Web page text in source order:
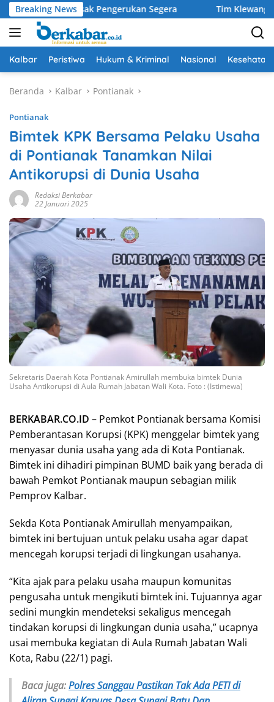
Langsung
ke
konten
Breaking News
Desak Pengerukan Segera Tim Klewang Polresta
Kalbar Peristiwa Hukum & Kriminal Nasional Kesehatan
Beranda Kalbar Pontianak
Pontianak
Bimtek KPK Bersama Pelaku Usaha
di Pontianak Tanamkan Nilai
Antikorupsi di Dunia Usaha
Redaksi Berkabar
22 Januari 2025
Sekretaris Daerah Kota Pontianak Amirullah membuka bimtek Dunia
Usaha Antikorupsi di Aula Rumah Jabatan Wali Kota. Foto : (Istimewa)
BERKABAR.CO.ID – Pemkot Pontianak bersama Komisi
Pemberantasan Korupsi (KPK) menggelar bimtek yang
menyasar dunia usaha yang ada di Kota Pontianak.
Bimtek ini dihadiri pimpinan BUMD baik yang berada di
bawah Pemkot Pontianak maupun sebagian milik
Pemprov Kalbar.
Sekda Kota Pontianak Amirullah menyampaikan,
bimtek ini bertujuan untuk pelaku usaha agar dapat
mencegah korupsi terjadi di lingkungan usahanya.
“Kita ajak para pelaku usaha maupun komunitas
pengusaha untuk mengikuti bimtek ini. Tujuannya agar
sedini mungkin mendeteksi sekaligus mencegah
tindakan korupsi di lingkungan dunia usaha,” ucapnya
usai membuka kegiatan di Aula Rumah Jabatan Wali
Kota, Rabu (22/1) pagi.
Baca juga:Polres Sanggau Pastikan Tak Ada PETI di